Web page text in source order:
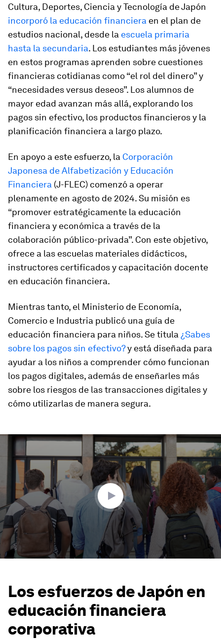
Cultura, Deportes, Ciencia y Tecnología de Japón
incorporó la educación financiera en el plan de
estudios nacional, desde la escuela primaria
hasta la secundaria. Los estudiantes más jóvenes
en estos programas aprenden sobre cuestiones
financieras cotidianas como “el rol del dinero” y
“necesidades versus deseos”. Los alumnos de
mayor edad avanzan más allá, explorando los
pagos sin efectivo, los productos financieros y la
planificación financiera a largo plazo.
En apoyo a este esfuerzo, la Corporación
Japonesa de Alfabetización y Educación
Financiera (J-FLEC) comenzó a operar
plenamente en agosto de 2024. Su misión es
“promover estratégicamente la educación
financiera y económica a través de la
colaboración público-privada”. Con este objetivo,
ofrece a las escuelas materiales didácticos,
instructores certificados y capacitación docente
en educación financiera.
Mientras tanto, el Ministerio de Economía,
Comercio e Industria publicó una guía de
educación financiera para niños. Se titula ¿Sabes
sobre los pagos sin efectivo?y está diseñada para
ayudar a los niños a comprender cómo funcionan
los pagos digitales, además de enseñarles más
sobre los riesgos de las transacciones digitales y
cómo utilizarlas de manera segura.
0
seconds
minutes,
seconds
Los esfuerzos de Japón en
educación financiera
corporativa